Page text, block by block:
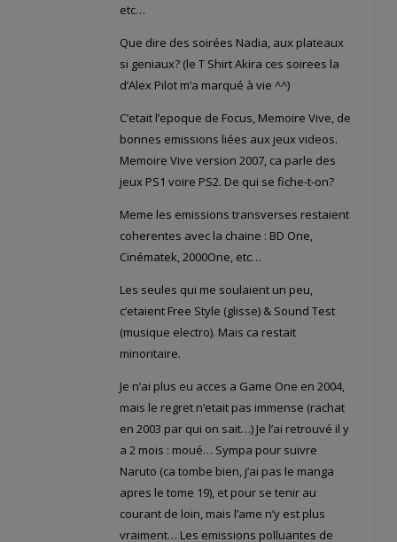
etc…
Que dire des soirées Nadia, aux plateaux
si geniaux? (le T Shirt Akira ces soirees la
d’Alex Pilot m’a marqué à vie ^^)
C’etait l’epoque de Focus, Memoire Vive, de
bonnes emissions liées aux jeux videos.
Memoire Vive version 2007, ca parle des
jeux PS1 voire PS2. De qui se fiche-t-on?
Meme les emissions transverses restaient
coherentes avec la chaine : BD One,
Cinématek, 2000One, etc…
Les seules qui me soulaient un peu,
c’etaient Free Style (glisse) & Sound Test
(musique electro). Mais ca restait
minoritaire.
Je n’ai plus eu acces a Game One en 2004,
mais le regret n’etait pas immense (rachat
en 2003 par qui on sait…) Je l’ai retrouvé il y
a 2 mois : moué… Sympa pour suivre
Naruto (ca tombe bien, j’ai pas le manga
apres le tome 19), et pour se tenir au
courant de loin, mais l’ame n’y est plus
vraiment… Les emissions polluantes de